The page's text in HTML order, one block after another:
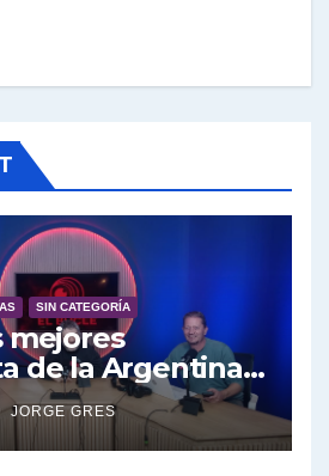
SIN CATEGORÍA
mejores
de la Argentina
en vivo hoy
las 16:30, no te lo
JORGE GRES